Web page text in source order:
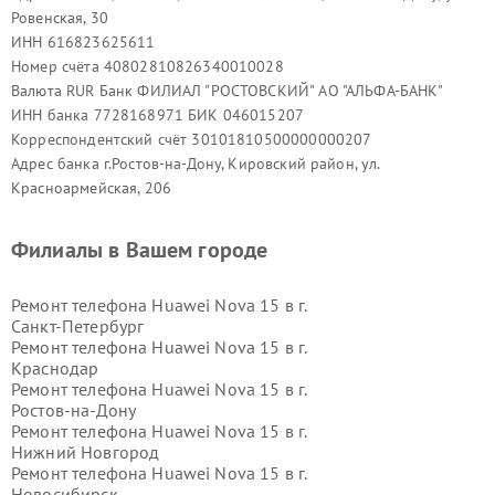
Ровенская, 30
ИНН 616823625611
Номер счёта 40802810826340010028
Валюта RUR Банк ФИЛИАЛ "РОСТОВСКИЙ" АО "АЛЬФА-БАНК"
ИНН банка 7728168971 БИК 046015207
Корреспондентский счёт 30101810500000000207
Адрес банка г.Ростов-на-Дону, Кировский район, ул.
Красноармейская, 206
Филиалы в Вашем городе
Ремонт телефона Huawei Nova 15 в г.
Санкт-Петербург
Ремонт телефона Huawei Nova 15 в г.
Краснодар
Ремонт телефона Huawei Nova 15 в г.
Ростов-на-Дону
Ремонт телефона Huawei Nova 15 в г.
Нижний Новгород
Ремонт телефона Huawei Nova 15 в г.